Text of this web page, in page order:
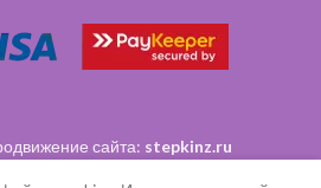
сайта: stepkinz.ru